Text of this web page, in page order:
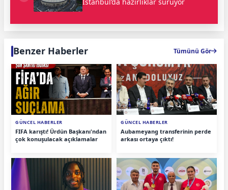
Benzer Haberler Tümünü Gör
GÜNCEL HABERLER
FIFA karıştı! Ürdün Başkanı'ndan
çok konuşulacak açıklamalar
GÜNCEL HABERLER
Aubameyang transferinin perde
arkası ortaya çıktı!